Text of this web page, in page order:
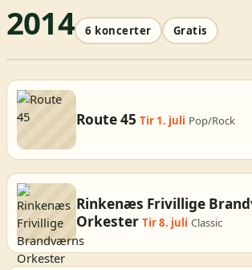
2014 6 koncerter Gratis
Route 45 Tir 1. juli Pop/Rock
Rinkenæs Frivillige
Orkester Tir 8. juli Classic